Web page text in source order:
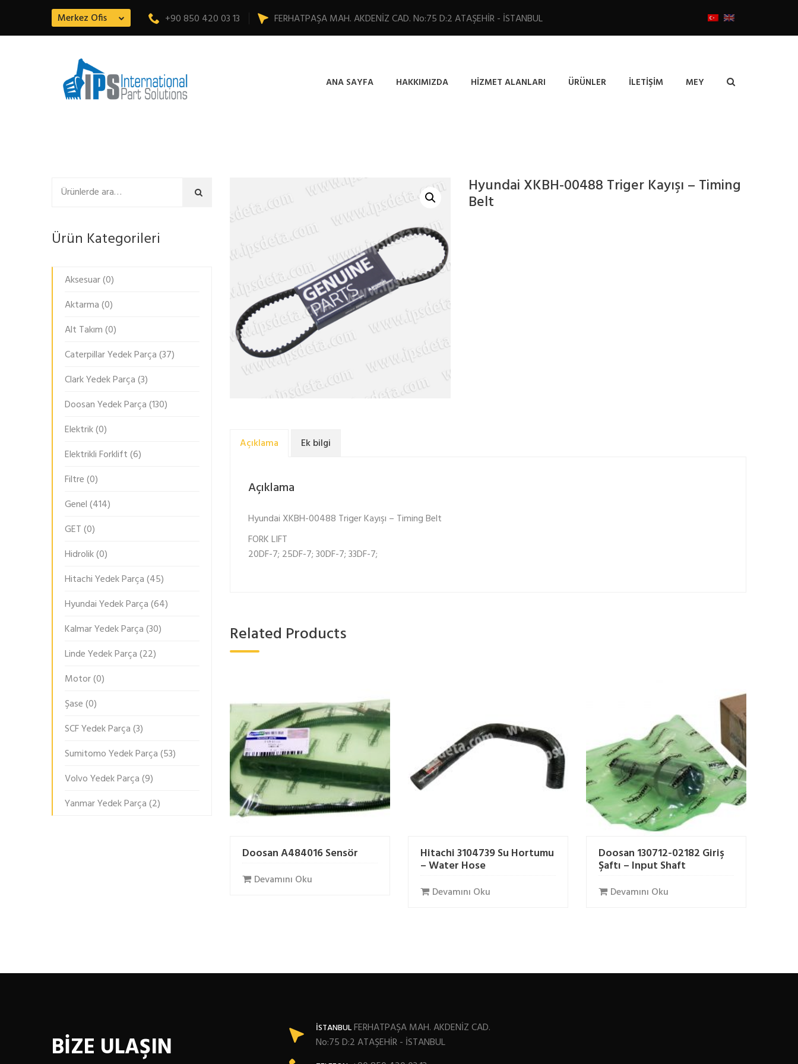
Merkez Ofis +90 850 420 03 13 FERHATPAŞA MAH. AKDENİZ CAD. No:75 D:2 ATAŞEHİR - İSTANBUL
ANA SAYFA HAKKIMIZDA HIZMET ALANLARI ÜRÜNLER İLETIŞIM MEY
Hyundai XKBH-00488 Triger Kayışı – Timing
Belt
Açıklama Ek bilgi
Açıklama
Hyundai XKBH-00488 Triger Kayışı – Timing Belt
FORK LIFT
20DF-7; 25DF-7; 30DF-7; 33DF-7;
Related Products
Doosan A484016 Sensör
Devamını Oku
Hitachi 3104739 Su Hortumu
– Water Hose
Devamını Oku
Doosan 130712-02182 Giriş
Şaftı – Input Shaft
Devamını Oku
Ara
Ürün Kategorileri
Aksesuar(0)
Aktarma(0)
Alt Takım(0)
Caterpillar Yedek Parça(37)
Clark Yedek Parça(3)
Doosan Yedek Parça(130)
Elektrik(0)
Elektrikli Forklift(6)
Filtre(0)
Genel(414)
GET(0)
Hidrolik(0)
Hitachi Yedek Parça(45)
Hyundai Yedek Parça(64)
Kalmar Yedek Parça(30)
Linde Yedek Parça(22)
Motor(0)
Şase(0)
SCF Yedek Parça(3)
Sumitomo Yedek Parça(53)
Volvo Yedek Parça(9)
Yanmar Yedek Parça(2)
BİZE ULAŞIN
İSTANBULFERHATPAŞA MAH. AKDENİZ CAD.
No:75 D:2 ATAŞEHİR - İSTANBUL